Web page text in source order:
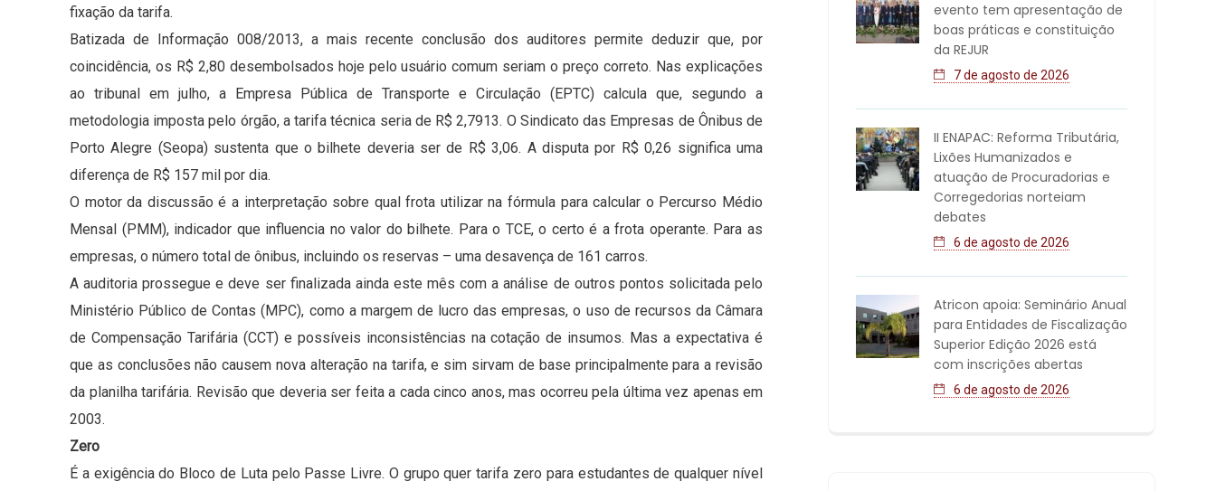
fixação da tarifa.
Batizada de Informação 008/2013, a mais recente conclusão dos auditores permite deduzir que, por
coincidência, os R$ 2,80 desembolsados hoje pelo usuário comum seriam o preço correto. Nas explicações
ao tribunal em julho, a Empresa Pública de Transporte e Circulação (EPTC) calcula que, segundo a
metodologia imposta pelo órgão, a tarifa técnica seria de R$ 2,7913. O Sindicato das Empresas de Ônibus de
Porto Alegre (Seopa) sustenta que o bilhete deveria ser de R$ 3,06. A disputa por R$ 0,26 significa uma
diferença de R$ 157 mil por dia.
O motor da discussão é a interpretação sobre qual frota utilizar na fórmula para calcular o Percurso Médio
Mensal (PMM), indicador que influencia no valor do bilhete. Para o TCE, o certo é a frota operante. Para as
empresas, o número total de ônibus, incluindo os reservas – uma desavença de 161 carros.
A auditoria prossegue e deve ser finalizada ainda este mês com a análise de outros pontos solicitada pelo
Ministério Público de Contas (MPC), como a margem de lucro das empresas, o uso de recursos da Câmara
de Compensação Tarifária (CCT) e possíveis inconsistências na cotação de insumos. Mas a expectativa é
que as conclusões não causem nova alteração na tarifa, e sim sirvam de base principalmente para a revisão
da planilha tarifária. Revisão que deveria ser feita a cada cinco anos, mas ocorreu pela última vez apenas em
2003.
Zero
É a exigência do Bloco de Luta pelo Passe Livre. O grupo quer tarifa zero para estudantes de qualquer nível
evento tem apresentação de
boas práticas e constituição
da REJUR
7 de agosto de 2026
II ENAPAC: Reforma Tributária,
Lixões Humanizados e
atuação de Procuradorias e
Corregedorias norteiam
debates
6 de agosto de 2026
Atricon apoia: Seminário Anual
para Entidades de Fiscalização
Superior Edição 2026 está
com inscrições abertas
6 de agosto de 2026